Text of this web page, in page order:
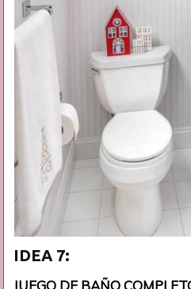
IDEA 7:
JUEGO DE BAÑO